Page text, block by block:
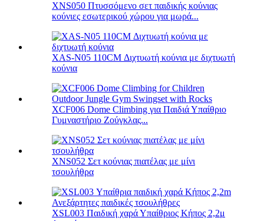
XNS050 Πτυσσόμενο σετ παιδικής κούνιας
κούνιες εσωτερικού χώρου για μωρά...
XAS-N05 110CM Διχτυωτή κούνια με διχτυωτή
κούνια
XCF006 Dome Climbing για Παιδιά Υπαίθριο
Γυμναστήριο Ζούγκλας...
XNS052 Σετ κούνιας πιατέλας με μίνι
τσουλήθρα
XSL003 Παιδική χαρά Υπαίθριος Κήπος 2,2μ